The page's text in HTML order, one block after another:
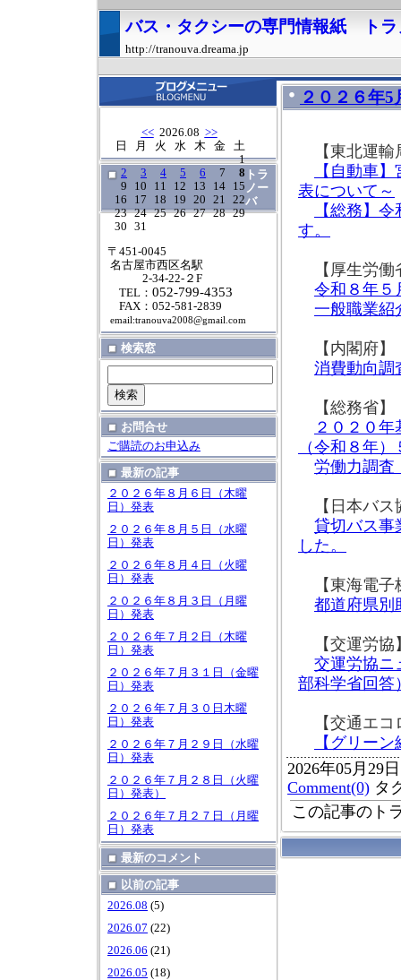
バス・タクシーの専門情報紙 トラ
http://tranouva.dreama.jp
<<2026.08 >>
日
2
9
16
23
30
月
3
10
17
24
31
火
4
11
18
25
水
5
12
19
26
木
6
13
20
27
金
7
14
21
28
土
1
8
15
22
29
トラ
ノー
バ
〒451-0045
名古屋市西区名駅
2-34-22-２F
TEL： 052-799-4353
FAX：052-581-2839
email:tranouva2008@gmail.com
検索窓
お問合せ
ご購読のお申込み
最新の記事
２０２６年８月６日（木曜
日）発表
２０２６年８月５日（水曜
日）発表
２０２６年８月４日（火曜
日）発表
２０２６年８月３日（月曜
日）発表
２０２６年７月２日（木曜
日）発表
２０２６年７月３１日（金曜
日）発表
２０２６年７月３０日木曜
日）発表
２０２６年７月２９日（水曜
日）発表
２０２６年７月２８日（火曜
日）発表）
２０２６年７月２７日（月曜
日）発表
最新のコメント
以前の記事
2026.08 (5)
2026.07 (22)
2026.06 (21)
2026.05 (18)
２０２６年
【東北運輸
【自動車
表について～
【総務】
す。
【厚生労働
令和８年５
一般職業紹
【内閣府】
消費動向調
【総務省】
２０２０
（令和８年
労働力調査
【日本バス
貸切バス事
した。
【東海電子
都道府県別
【交運労協
交運労協ニ
部科学省回答
【交通エコ
【グリー
2026年05月29
Comment(0) タ
この記事のト